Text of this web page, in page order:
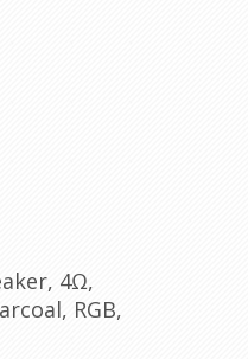
4Ω,
RGB,